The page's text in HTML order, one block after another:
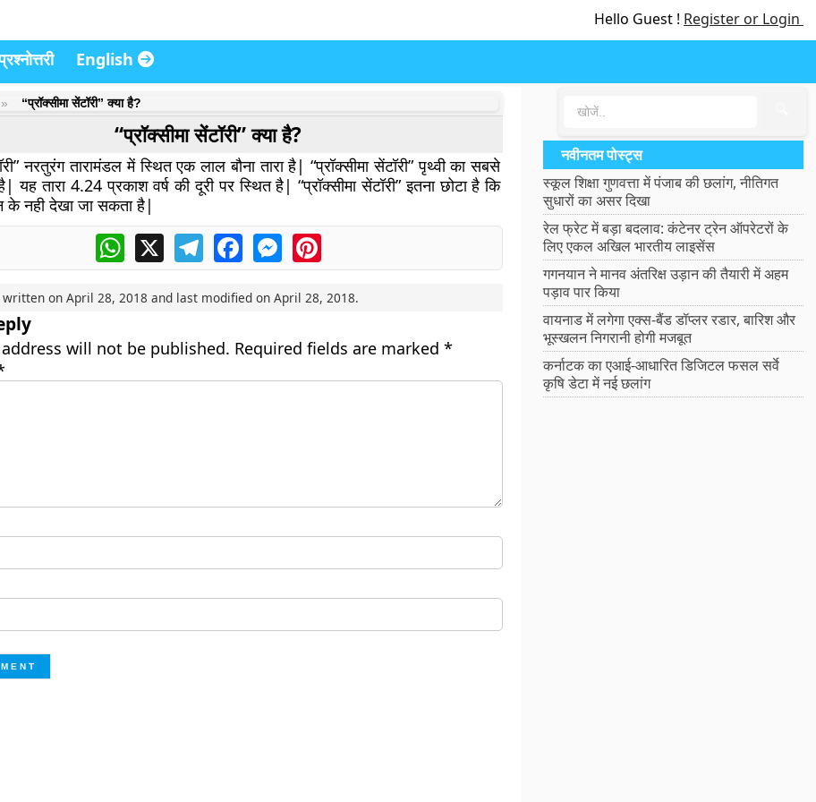
Hello Guest ! Register or Login
English
“प्रॉक्सीमा सेंटॉरी” क्या है?
“प्रॉक्सीमा सेंटॉरी” क्या है?
नरतुरंग तारामंडल में स्थित एक लाल बौना तारा है| “प्रॉक्सीमा सेंटॉरी” पृथ्वी का सबसे
यह तारा 4.24 प्रकाश वर्ष की दूरी पर स्थित है| “प्रॉक्सीमा सेंटॉरी” इतना छोटा है कि
के नही देखा जा सकता है|
WhatsApp
X TelegramFacebookMessengerPinterest
on April 28, 2018 and last modified on April 28, 2018.
will not be published. Required fields are marked *
नवीनतम पोस्ट्स
स्कूल शिक्षा गुणवत्ता में पंजाब की छलांग, नीतिगत
सुधारों का असर दिखा
रेल फ्रेट में बड़ा बदलाव: कंटेनर ट्रेन ऑपरेटरों के
लिए एकल अखिल भारतीय लाइसेंस
गगनयान ने मानव अंतरिक्ष उड़ान की तैयारी में अहम
पड़ाव पार किया
वायनाड में लगेगा एक्स-बैंड डॉप्लर रडार, बारिश और
भूस्खलन निगरानी होगी मजबूत
कर्नाटक का एआई-आधारित डिजिटल फसल सर्वे
कृषि डेटा में नई छलांग